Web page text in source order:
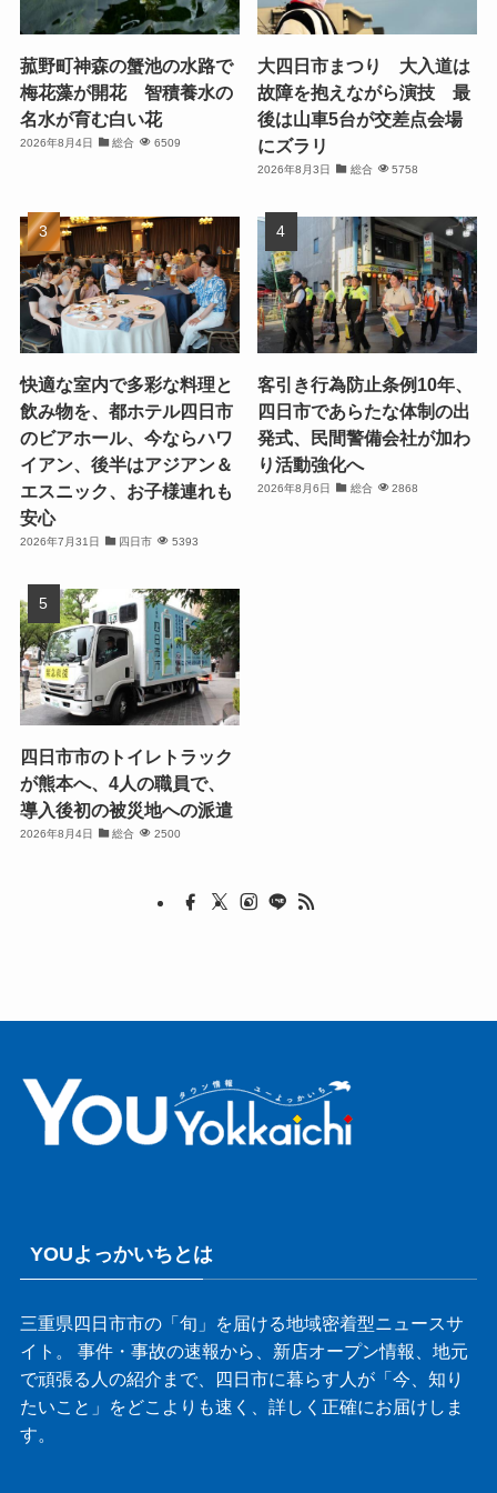
菰野町神森の蟹池の水路で
梅花藻が開花 智積養水の
名水が育む白い花
2026年8月4日 総合 6509
大四日市まつり 大入道は
故障を抱えながら演技 最
後は山車5台が交差点会場
にズラリ
2026年8月3日 総合 5758
快適な室内で多彩な料理と
飲み物を、都ホテル四日市
のビアホール、今ならハワ
イアン、後半はアジアン＆
エスニック、お子様連れも
安心
2026年7月31日 四日市 5393
客引き行為防止条例10年、
四日市であらたな体制の出
発式、民間警備会社が加わ
り活動強化へ
2026年8月6日 総合 2868
四日市市のトイレトラック
が熊本へ、4人の職員で、
導入後初の被災地への派遣
2026年8月4日 総合 2500
YOUよっかいちとは
三重県四日市市の「旬」を届ける地域密着型ニュースサ
イト。 事件・事故の速報から、新店オープン情報、地元
で頑張る人の紹介まで、四日市に暮らす人が「今、知り
たいこと」をどこよりも速く、詳しく正確にお届けしま
す。